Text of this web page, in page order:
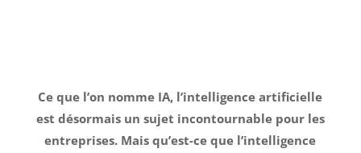
Ce que l’on nomme IA, l’intelligence artificielle
est désormais un sujet incontournable pour les
entreprises. Mais qu’est-ce que l’intelligence